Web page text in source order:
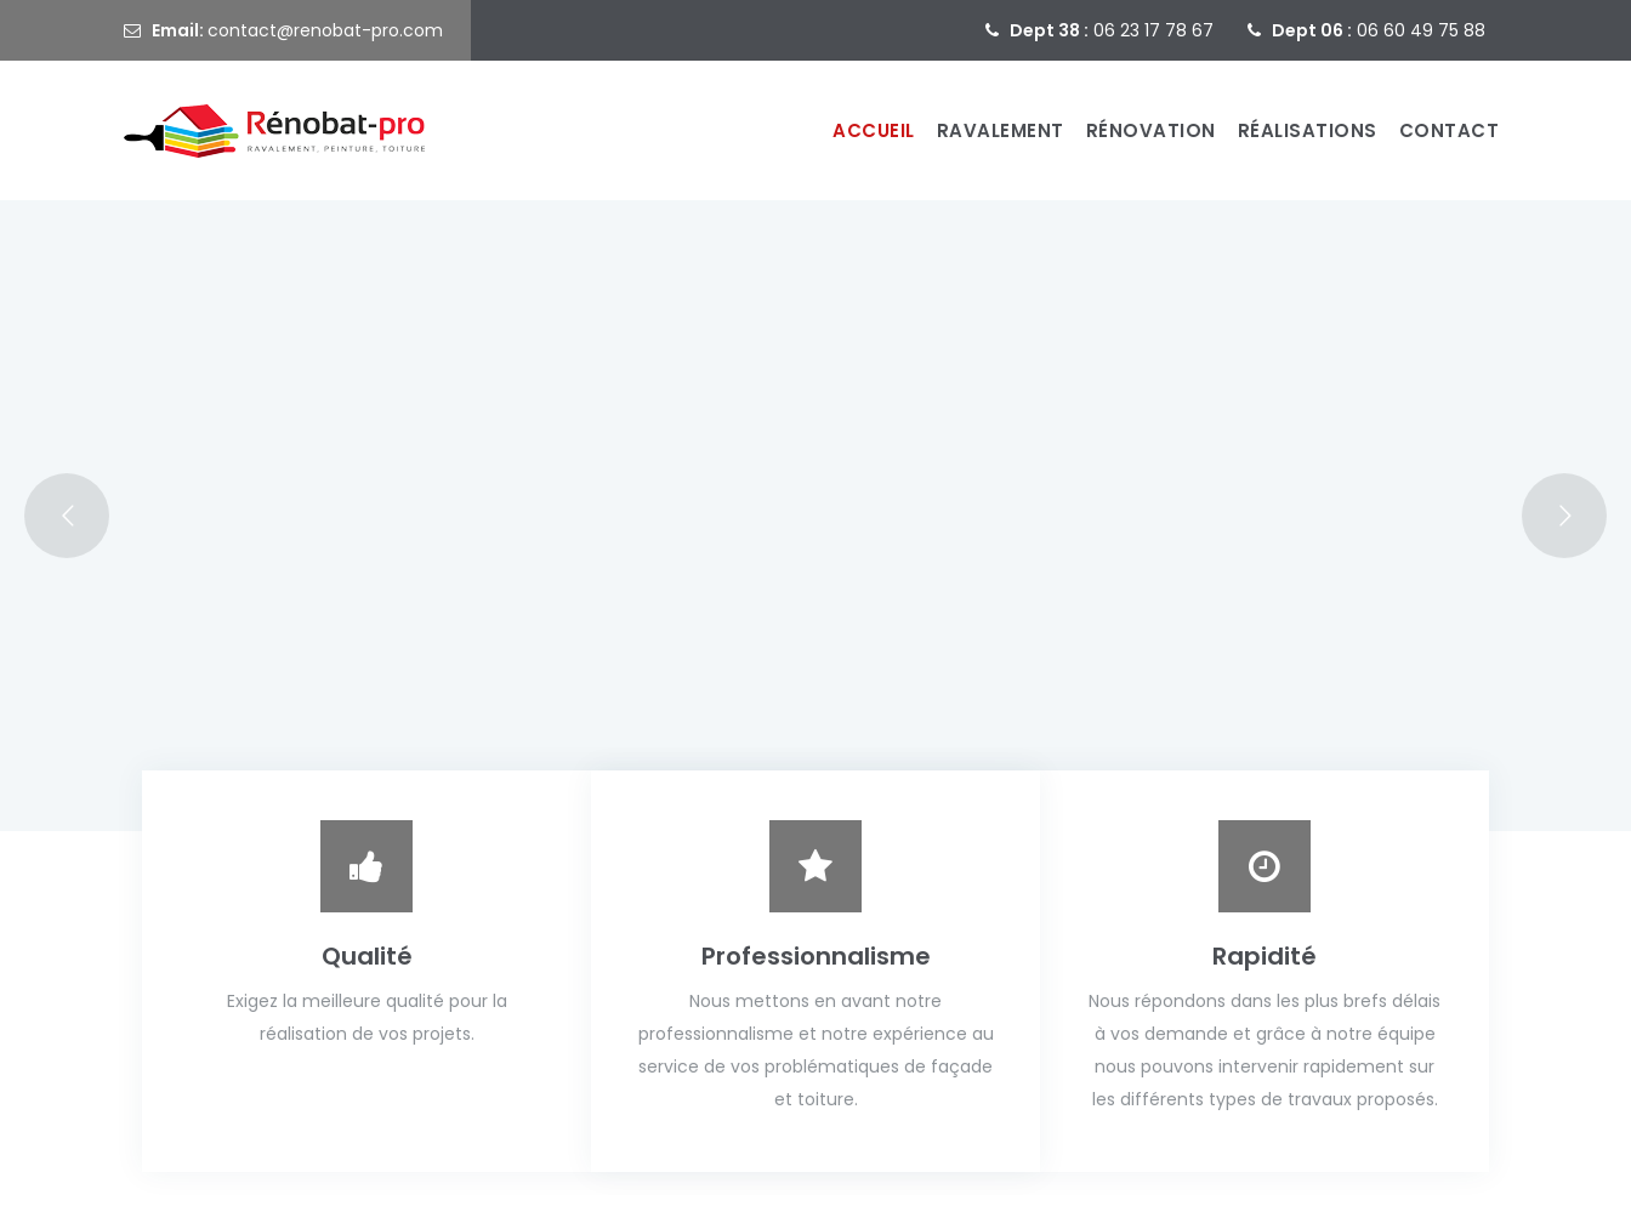
Email: @ Dept 38 : 06 23 17 78 67 Dept 06 : 06 60 49 75 88
ACCUEIL RAVALEMENT RÉNOVATION RÉALISATIONS CONTACT
Qualité
Exigez la meilleure qualité pour la
réalisation de vos projets.
Professionnalisme
Nous mettons en avant notre
professionnalisme et notre expérience au
service de vos problématiques de façade
et toiture.
Rapidité
Nous répondons dans les plus brefs délais
à vos demande et grâce à notre équipe
nous pouvons intervenir rapidement sur
les différents types de travaux proposés.